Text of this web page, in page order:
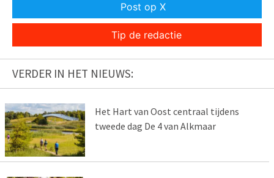
Post op X
Tip de redactie
VERDER IN HET NIEUWS:
Het Hart van Oost centraal tijdens
tweede dag De 4 van Alkmaar